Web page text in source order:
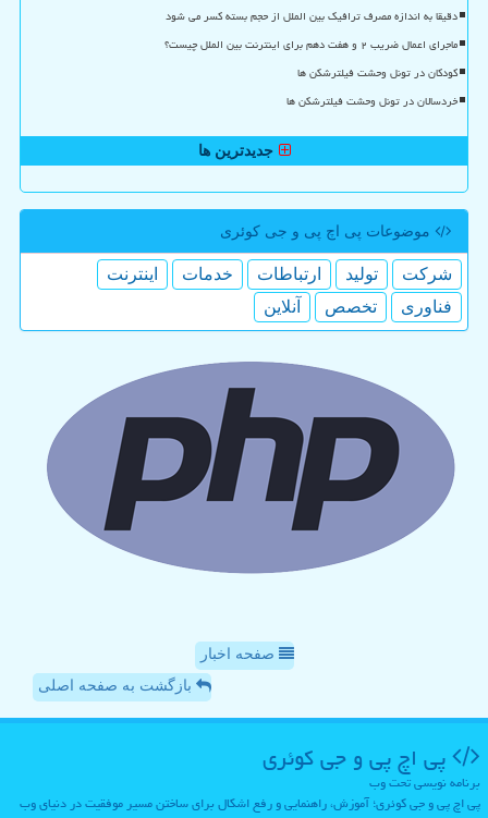
دقیقا به اندازه مصرف ترافیک بین الملل از حجم بسته کسر می شود
ماجرای اعمال ضریب ۲ و هفت دهم برای اینترنت بین الملل چیست؟
کودکان در تونل وحشت فیلترشکن ها
خردسالان در تونل وحشت فیلترشکن ها
جدیدترین ها
موضوعات پی اچ پی و جی كوئری
شركت تولید ارتباطات خدمات
اینترنت
فناوری
تخصص آنلاین
صفحه اخبار
بازگشت به صفحه اصلی
پی اچ پی و جی كوئری
برنامه نویسی تحت وب
پی اچ پی و جی کوئری؛ آموزش، راهنمایی و رفع اشکال برای ساختن مسیر موفقیت در دنیای وب